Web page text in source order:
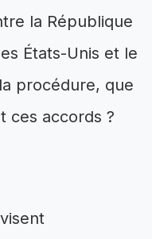
la République
États-Unis et le
procédure, que
ces accords ?